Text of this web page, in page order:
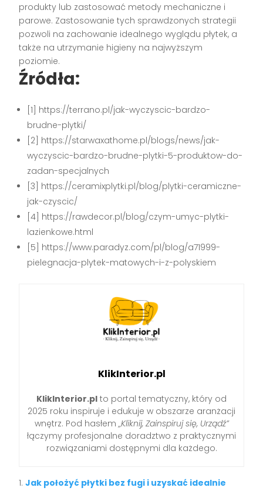
produkty lub zastosować metody mechaniczne i
parowe. Zastosowanie tych sprawdzonych strategii
pozwoli na zachowanie idealnego wyglądu płytek, a
także na utrzymanie higieny na najwyższym
poziomie.
Źródła:
[1] https://terrano.pl/jak-wyczyscic-bardzo-
brudne-plytki/
[2] https://starwaxathome.pl/blogs/news/jak-
wyczyscic-bardzo-brudne-plytki-5-produktow-do-
zadan-specjalnych
[3] https://ceramixplytki.pl/blog/plytki-ceramiczne-
jak-czyscic/
[4] https://rawdecor.pl/blog/czym-umyc-plytki-
lazienkowe.html
[5] https://www.paradyz.com/pl/blog/a71999-
pielegnacja-plytek-matowych-i-z-polyskiem
KlikInterior.pl
KlikInterior.pl to portal tematyczny, który od
2025 roku inspiruje i edukuje w obszarze aranżacji
wnętrz. Pod hasłem „Kliknij, Zainspiruj się, Urządź”
łączymy profesjonalne doradztwo z praktycznymi
rozwiązaniami dostępnymi dla każdego.
Jak położyć płytki bez fugi i uzyskać idealnie